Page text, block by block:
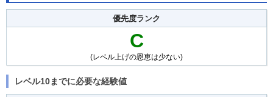
優先度ランク
C
(レベル上げの恩恵は少ない)
レベル10までに必要な経験値